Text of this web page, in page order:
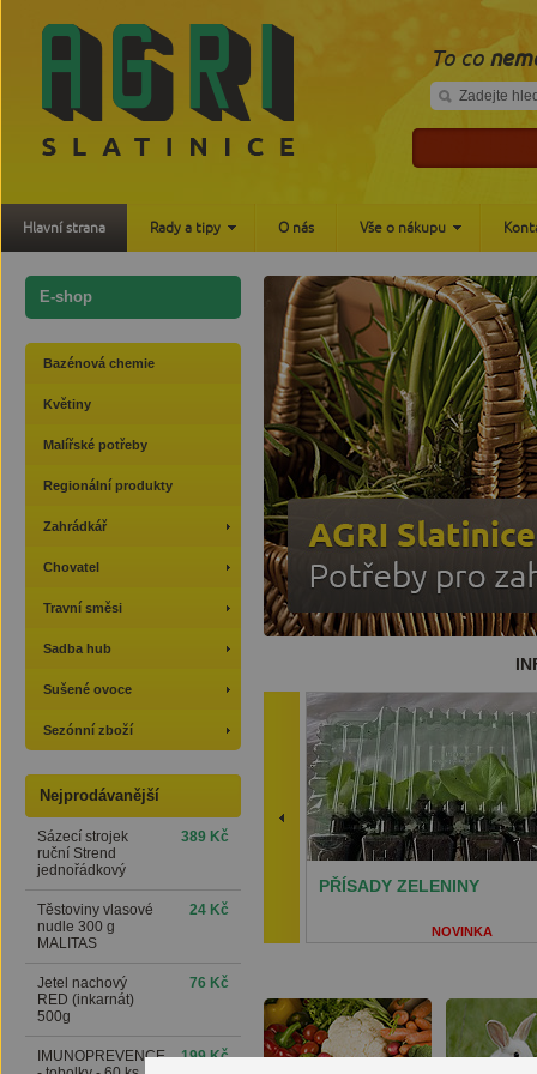
PŘÍSADY ZELENINY
NOVINKA
V PŘEPRAVNÍCH
E-shop
Bazénová chemie
Květiny
Malířské potřeby
Regionální produkty
Zahrádkář
Chovatel
Travní směsi
Sadba hub
Sušené ovoce
Sezónní zboží
Nejprodávanější
Sázecí strojek
ruční Strend
jednořádkový
389 Kč
Těstoviny vlasové
nudle 300 g
MALITAS
24 Kč
Jetel nachový
RED (inkarnát)
500g
76 Kč
IMUNOPREVENCE
199 Kč
To co
Hlavní strana Rady a tipy O nás Vše o nákupu